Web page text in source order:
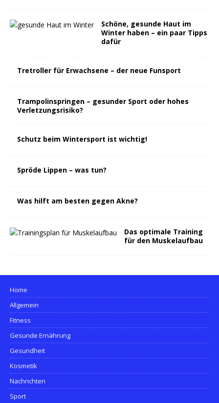
Schöne, gesunde Haut im
Winter haben – ein paar Tipps
dafür
Tretroller für Erwachsene – der neue Funsport
Trampolinspringen – gesunder Sport oder hohes
Verletzungsrisiko?
Schutz beim Wintersport ist wichtig!
Spröde Lippen – was tun?
Was hilft am besten gegen Akne?
Das optimale Training
für den Muskelaufbau
Home
Allgemein
Fitness
Gesunde Ernährung
Gesundheit
Kosmetik
Nachrichten
Sport